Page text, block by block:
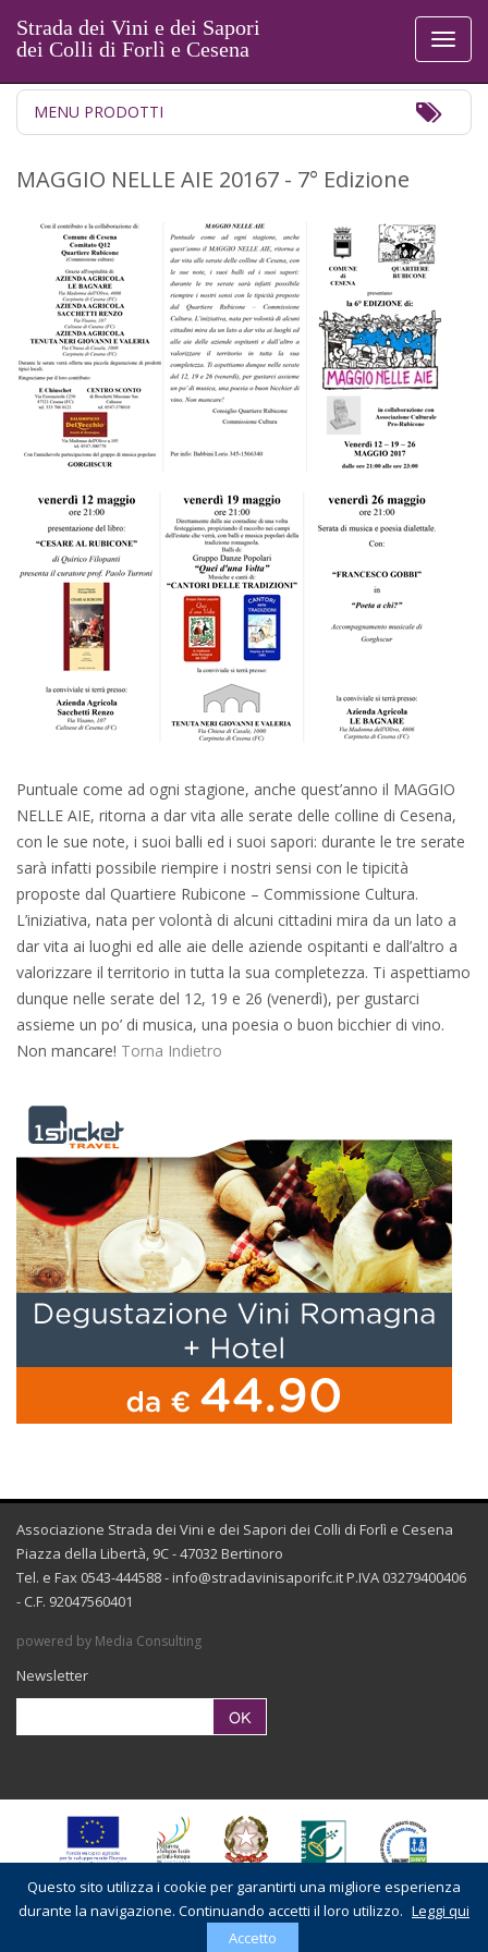
Strada dei Vini e dei Sapori
dei Colli di Forlì e Cesena
MENU PRODOTTI
MAGGIO NELLE AIE 20167 - 7° Edizione
Puntuale come ad ogni stagione, anche quest’anno il MAGGIO
NELLE AIE, ritorna a dar vita alle serate delle colline di Cesena,
con le sue note, i suoi balli ed i suoi sapori: durante le tre serate
sarà infatti possibile riempire i nostri sensi con le tipicità
proposte dal Quartiere Rubicone – Commissione Cultura.
L’iniziativa, nata per volontà di alcuni cittadini mira da un lato a
dar vita ai luoghi ed alle aie delle aziende ospitanti e dall’altro a
valorizzare il territorio in tutta la sua completezza. Ti aspettiamo
dunque nelle serate del 12, 19 e 26 (venerdì), per gustarci
assieme un po’ di musica, una poesia o buon bicchier di vino.
Non mancare! Torna Indietro
Associazione Strada dei Vini e dei Sapori dei Colli di Forlì e Cesena
Piazza della Libertà, 9C - 47032 Bertinoro
Tel. e Fax 0543-444588 - info@stradavinisaporifc.it P.IVA 03279400406
- C.F. 92047560401
powered by Media Consulting
Newsletter
Questo sito utilizza i cookie per garantirti una migliore esperienza
durante la navigazione. Continuando accetti il loro utilizzo. Leggi qui
Accetto